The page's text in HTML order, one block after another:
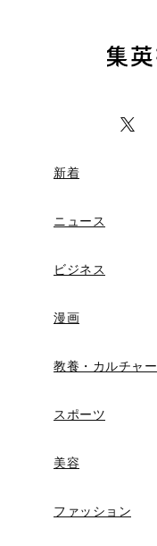
新着
ニュース
ビジネス
漫画
教養・カルチャー
スポーツ
美容
ファッション